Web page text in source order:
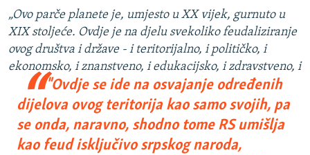
„Ovo parče planete je, umjesto u XX vijek, gurnuto u
XIX stoljeće. Ovdje je na djelu svekoliko feudaliziranje
ovog društva i države - i teritorijalno, i političko, i
ekonomsko, i znanstveno, i edukacijsko, i zdravstveno,
"Ovdje se ide na osvajanje određenih
dijelova ovog teritorija kao samo svojih, pa
se onda, naravno, shodno tome RS umišlja
kao feud isključivo srpskog naroda,
i